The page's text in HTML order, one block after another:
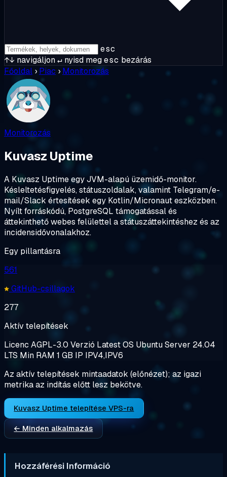
esc
↑↓ navigáljon↵ nyisd megesc bezárás
Főoldal › Piac › Monitorozás
Monitorozás
Kuvasz Uptime
A Kuvasz Uptime egy JVM-alapú üzemidő-monitor.
Késleltetésfigyelés, státuszoldalak, valamint Telegram/e-
mail/Slack értesítések egy Kotlin/Micronaut eszközben.
Nyílt forráskódú, PostgreSQL támogatással és
áttekinthető webes felülettel a státuszáttekintéshez és az
incidensidővonalakhoz.
Egy pillantásra
561
GitHub-csillagok
277
Aktív telepítések
Licenc AGPL-3.0 Verzió LatestOS Ubuntu Server 24.04
LTS Min RAM 1 GB IP IPV4,IPV6
Az aktív telepítések mintaadatok (előnézet); az igazi
metrika az indítás előtt lesz bekötve.
Kuvasz Uptime telepítése VPS-ra
← Minden alkalmazás
Hozzáférési Információ